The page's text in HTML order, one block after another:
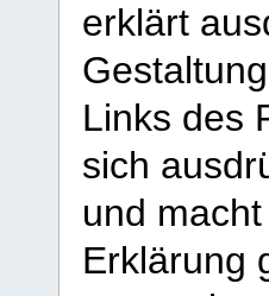
erklärt
Links des
sich
und
Erklärung